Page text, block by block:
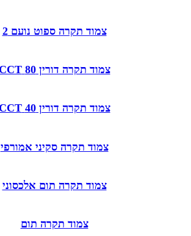
צמוד תקרה ספוט נועם 2
צמוד תקרה דורין 80 CCT
צמוד תקרה דורין 40 CCT
צמוד תקרה סקיני אמורפי
צמוד תקרה תום אלכסוני
צמוד תקרה תום